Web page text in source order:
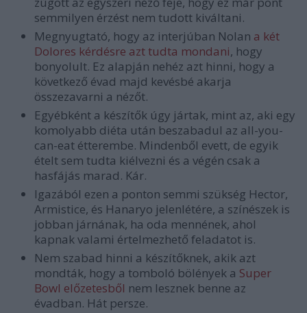
semmilyen érzést nem tudott kiváltani.
Megnyugtató, hogy az interjúban Nolan a két
Dolores kérdésre azt tudta mondani, hogy
bonyolult. Ez alapján nehéz azt hinni, hogy a
következő évad majd kevésbé akarja
összezavarni a nézőt.
Egyébként a készítők úgy jártak, mint az, aki egy
komolyabb diéta után beszabadul az all-you-
can-eat étterembe. Mindenből evett, de egyik
ételt sem tudta kiélvezni és a végén csak a
hasfájás marad. Kár.
Igazából ezen a ponton semmi szükség Hector,
Armistice, és Hanaryo jelenlétére, a színészek is
jobban járnának, ha oda mennének, ahol
kapnak valami értelmezhető feladatot is.
Nem szabad hinni a készítőknek, akik azt
mondták, hogy a tomboló bölények a Super
Bowl előzetesből nem lesznek benne az
évadban. Hát persze.